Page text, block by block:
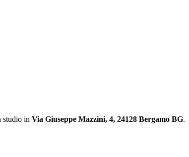
studio in Via Giuseppe Mazzini, 4, 24128 Bergamo BG.